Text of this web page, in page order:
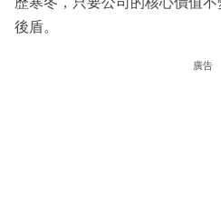
後盾。
廣告